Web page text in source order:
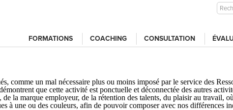
FORMATIONS COACHING CONSULTATION
comme un mal nécessaire plus ou moins imposé par le service des
que cette activité est ponctuelle et déconnectée des autres
la marque employeur, de la rétention des talents, du plaisir au travail,
à une ou des couleurs, afin de pouvoir composer avec nos différences